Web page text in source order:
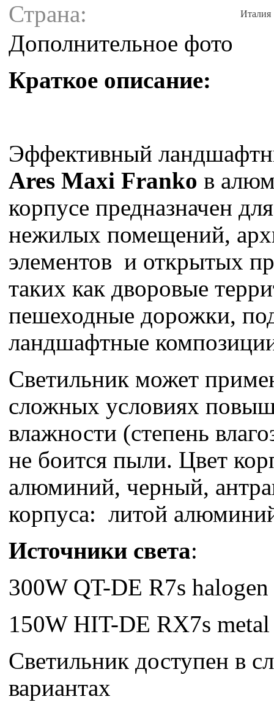
Страна: Италия
Дополнительное фото
Краткое описание:
Эффективный
Ares Maxi Franko в
корпусе предназначен
нежилых помещений,
элементов и открытых
таких как дворовые
пешеходные дорожки,
ландшафтные
Светильник может
сложных условиях
влажности (степень
не боится пыли. Цвет
алюминий, черный,
корпуса: литой
Источники света:
300W QT-DE R7s
150W HIT-DE RX7s
Светильник доступен в
вариантах